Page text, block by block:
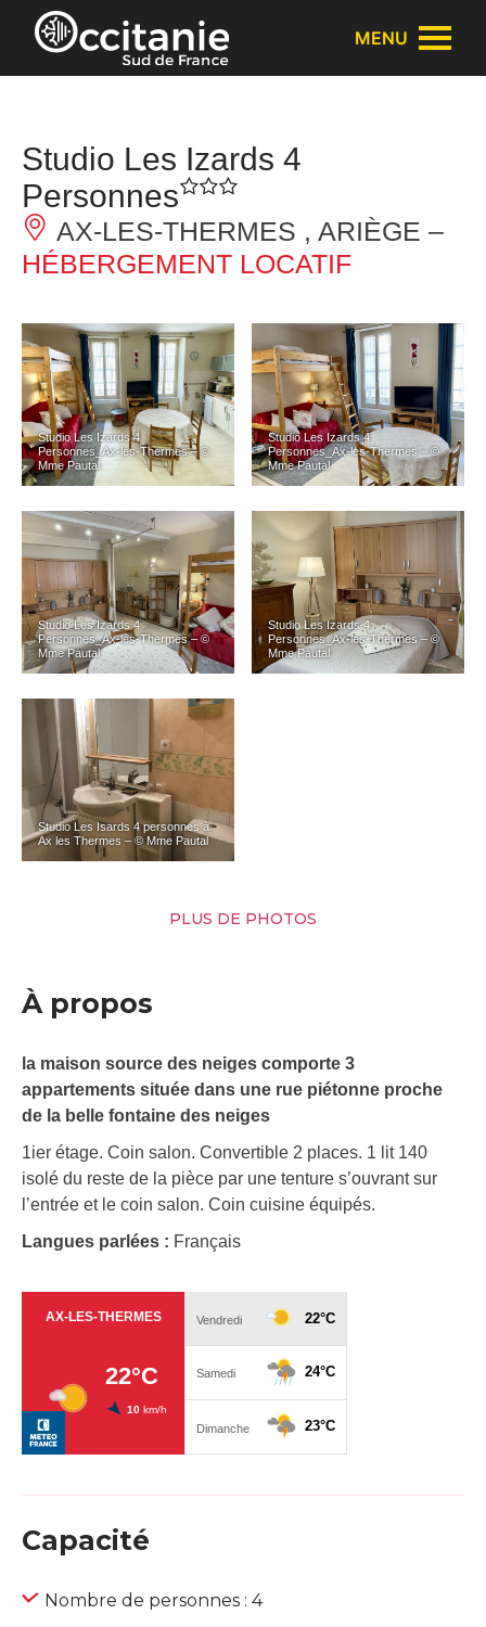
Panneau de gestion des cookies
MENU
Studio Les Izards 4
Personnes
AX-LES-THERMES , ARIÈGE –
HÉBERGEMENT LOCATIF
Studio Les Izards 4
Personnes_Ax-les-Thermes – ©
Mme Pautal
Studio Les Izards 4
Personnes_Ax-les-Thermes – ©
Mme Pautal
Studio Les Izards 4
Personnes_Ax-les-Thermes – ©
Mme Pautal
Studio Les Izards 4
Personnes_Ax-les-Thermes – ©
Mme Pautal
Studio Les Isards 4 personnes à
Ax les Thermes – © Mme Pautal
PLUS DE PHOTOS
À propos
la maison source des neiges comporte 3
appartements située dans une rue piétonne proche
de la belle fontaine des neiges
1ier étage. Coin salon. Convertible 2 places. 1 lit 140
isolé du reste de la pièce par une tenture s’ouvrant sur
l’entrée et le coin salon. Coin cuisine équipés.
Langues parlées : Français
Capacité
Nombre de personnes : 4